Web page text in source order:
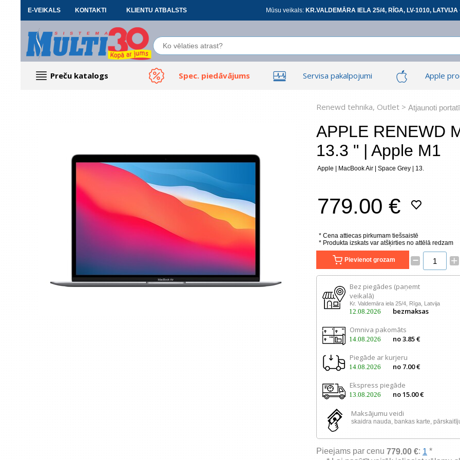
E-VEIKALS KONTAKTI KLIENTU ATBALSTS Mūsu veikals: KR.VALDEMĀRA IELA 25/4, RĪGA, LV-1010,
Ieiet
Ieiet
Preču katalogs Spec. piedāvājums Servisa pakalpojumi Apple
Tīkla produkti Viedierīces
Renewd tehnika, Outlet > Atjaunoti
APPLE RENEWD
13.3 " | Apple M1
Apple | MacBook Air | Space Grey | 13.
779.00 €
* Cena attiecas pirkumam tiešsaistē
* Produkta izskats var atšķirties no attēlā redzam
Pievienot grozam – +
Bez piegādes (paņemt
veikalā)
Kr. Valdemāra iela 25/4, Rīga, Latvija
12.08.2026
bezmaksas
Omniva pakomāts
14.08.2026
no 3.85 €
Piegāde ar kurjeru
14.08.2026
no 7.00 €
Ekspress piegāde
13.08.2026 no 15.00 €
Maksājumu veidi
skaidra nauda, ​​bankas karte,
Pieejams par cenu 779.00 €: 1 *